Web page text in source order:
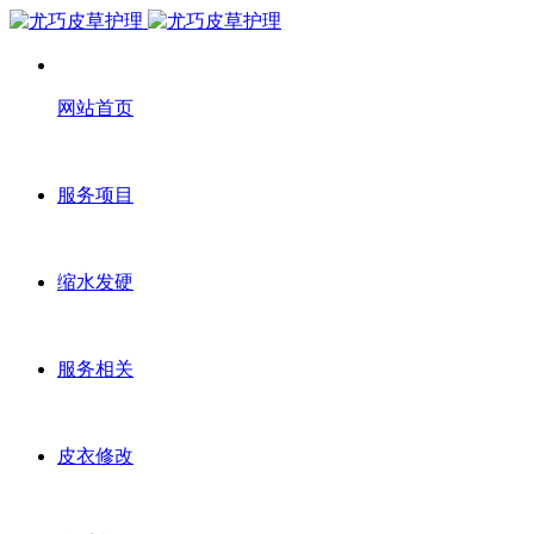
网站首页
服务项目
缩水发硬
服务相关
皮衣修改